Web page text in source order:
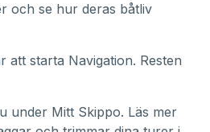
och se hur deras båtliv
att starta Navigation. Resten
under Mitt Skippo. Läs mer